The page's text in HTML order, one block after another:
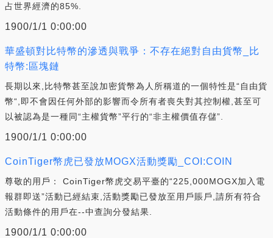
占世界經濟的85%.
1900/1/1 0:00:00
華盛頓對比特幣的滲透與戰爭：不存在絕對自由貨幣_比
特幣:區塊鏈
長期以來,比特幣甚至說加密貨幣為人所稱道的一個特性是“自由貨
幣“,即不會因任何外部的影響而令所有者喪失對其控制權,甚至可
以被認為是一種同“主權貨幣”平行的“非主權價值存儲”.
1900/1/1 0:00:00
CoinTiger幣虎已發放MOGX活動獎勵_COI:COIN
尊敬的用戶： CoinTiger幣虎交易平臺的“225,000MOGX加入電
報群即送”活動已經結束,活動獎勵已發放至用戶賬戶,請所有符合
活動條件的用戶在--中查詢分發結果.
1900/1/1 0:00:00